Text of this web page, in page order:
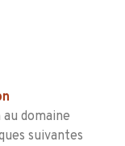
domaine
suivantes